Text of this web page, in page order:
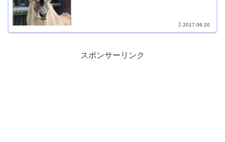
2017.06.20
スポンサーリンク